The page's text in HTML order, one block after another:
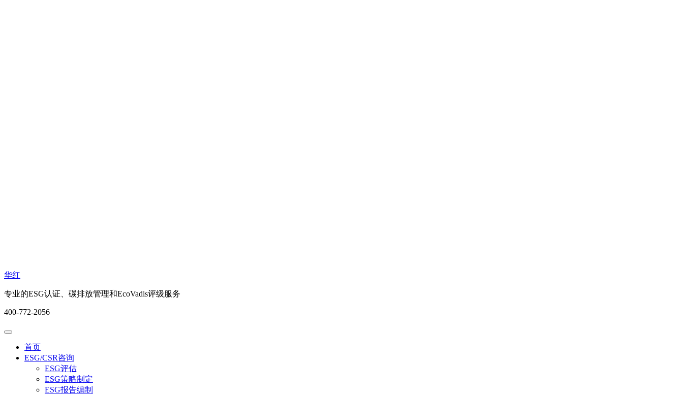
华红
专业的ESG认证、碳排放管理和EcoVadis评级服务
400-772-2056
首页
ESG/CSR咨询
ESG评估
ESG策略制定
ESG报告编制